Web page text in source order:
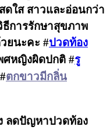
ใส สาวและอ่อนกว่า
ธีการรักษาสุขภาพ
ยนะคะ #ปวดท้อง
หญิงผิดปกติ #รู
#ตกขาวมีกลิ่น
ลดปัญหาปวดท้อง